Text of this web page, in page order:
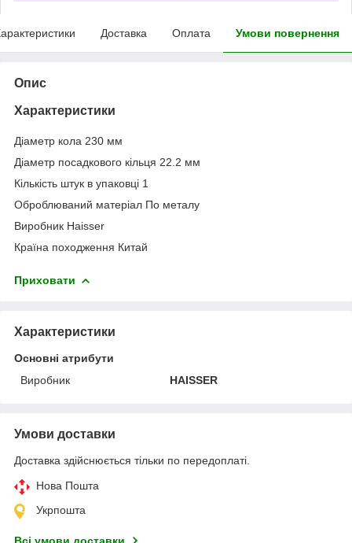
Доставка Оплата Умови повернення
Опис
Характеристики
Діаметр кола 230 мм
Діаметр посадкового кільця 22.2 мм
Кількість штук в упаковці 1
Оброблюваний матеріал По металу
Виробник Haisser
Країна походження Китай
Приховати
Характеристики
Основні атрибути
Виробник
HAISSER
Умови доставки
Доставка здійснюється тільки по передоплаті.
Нова Пошта
Укрпошта
Всі умови доставки